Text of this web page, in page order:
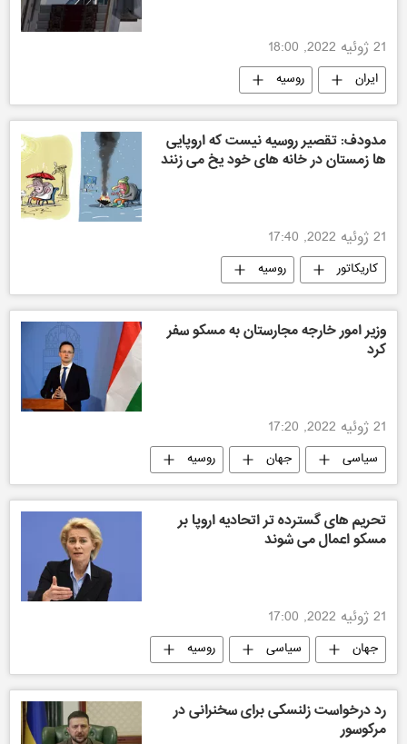
21 ژوئیه 2022, 18:00
ایران روسیه
مدودف: تقصیر روسیه نیست که اروپایی
ها زمستان در خانه های خود یخ می زنند
21 ژوئیه 2022, 17:40
کاریکاتور روسیه
وزیر امور خارجه مجارستان به مسکو سفر
کرد
21 ژوئیه 2022, 17:20
سیاسی جهان روسیه
تحریم‌ های گسترده تر اتحادیه اروپا بر
مسکو اعمال می شوند
21 ژوئیه 2022, 17:00
جهان سیاسی روسیه
رد درخواست زلنسکی برای سخنرانی در
مرکوسور